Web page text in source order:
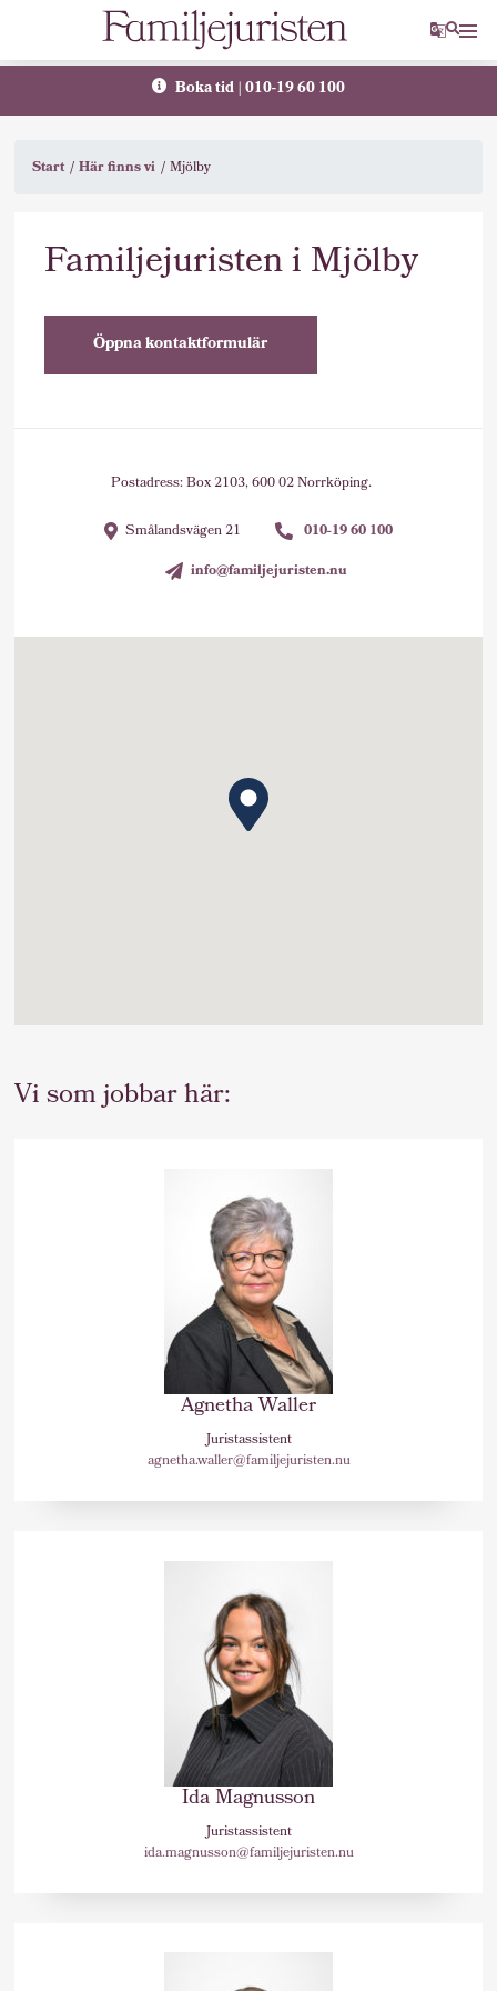
Boka tid | 010-19 60 100
Start Här finns vi Mjölby
Familjejuristen i Mjölby
Öppna kontaktformulär
Postadress: Box 2103, 600 02 Norrköping.
Smålandsvägen 21
010-19 60 100
info@familjejuristen.nu
Vi som jobbar här:
Agnetha Waller
Juristassistent
agnetha.waller@familjejuristen.nu
Ida Magnusson
Juristassistent
ida.magnusson@familjejuristen.nu